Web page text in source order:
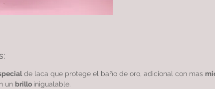
de laca que protege el baño de oro, adicional con mas
un brillo inigualable.